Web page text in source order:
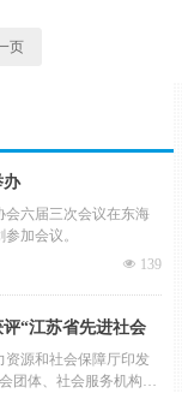
办
会六届三次会议在东海
加会议。
넶 139
“江苏省先进社会
资源和社会保障厅印发
团体、社会服务机构和
页